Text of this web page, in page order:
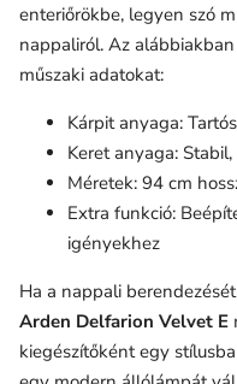
enteriőrökbe, legyen szó
nappaliról. Az
műszaki adatokat:
Kárpit anyaga:
Keret anyaga:
Méretek: 94 cm
Extra funkció:
igényekhez
Ha a nappali
Arden Delfarion Velvet E
kiegészítőként egy